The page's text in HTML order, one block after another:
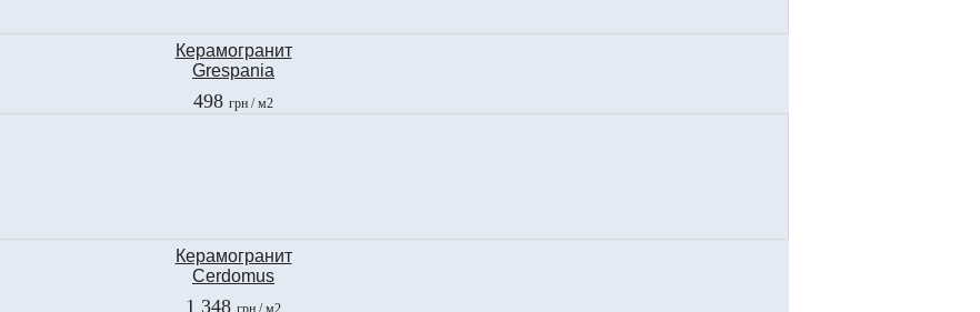
Керамогранит
Grespania
TANZANIA OCEANO
22,3x90 см
498 грн / м2
Керамогранит
Cerdomus
PIETRA D'ASSISI
1 348 грн / м2